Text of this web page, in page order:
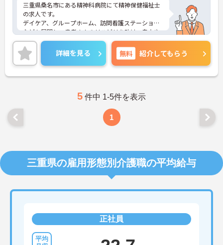
三重県桑名市にある精神科病院にて精神保健福祉士
の求人です。
デイケア、グループホーム、訪問看護ステーション
なども展開し、患者さんのリハビリを助け、自立や
社会復帰へのサポートを行っている病院です。
チーム医療に取り組まれており、メンバーの一員と
して活躍する事が出来ます！
未経験でも相談可能ですので、ご興味のある方はお
気軽にお問い合わせください。
詳細を見る 無料 紹介してもらう
5 件中 1-5件を表示
1
三重県の雇用形態別介護職の平均給与
正社員